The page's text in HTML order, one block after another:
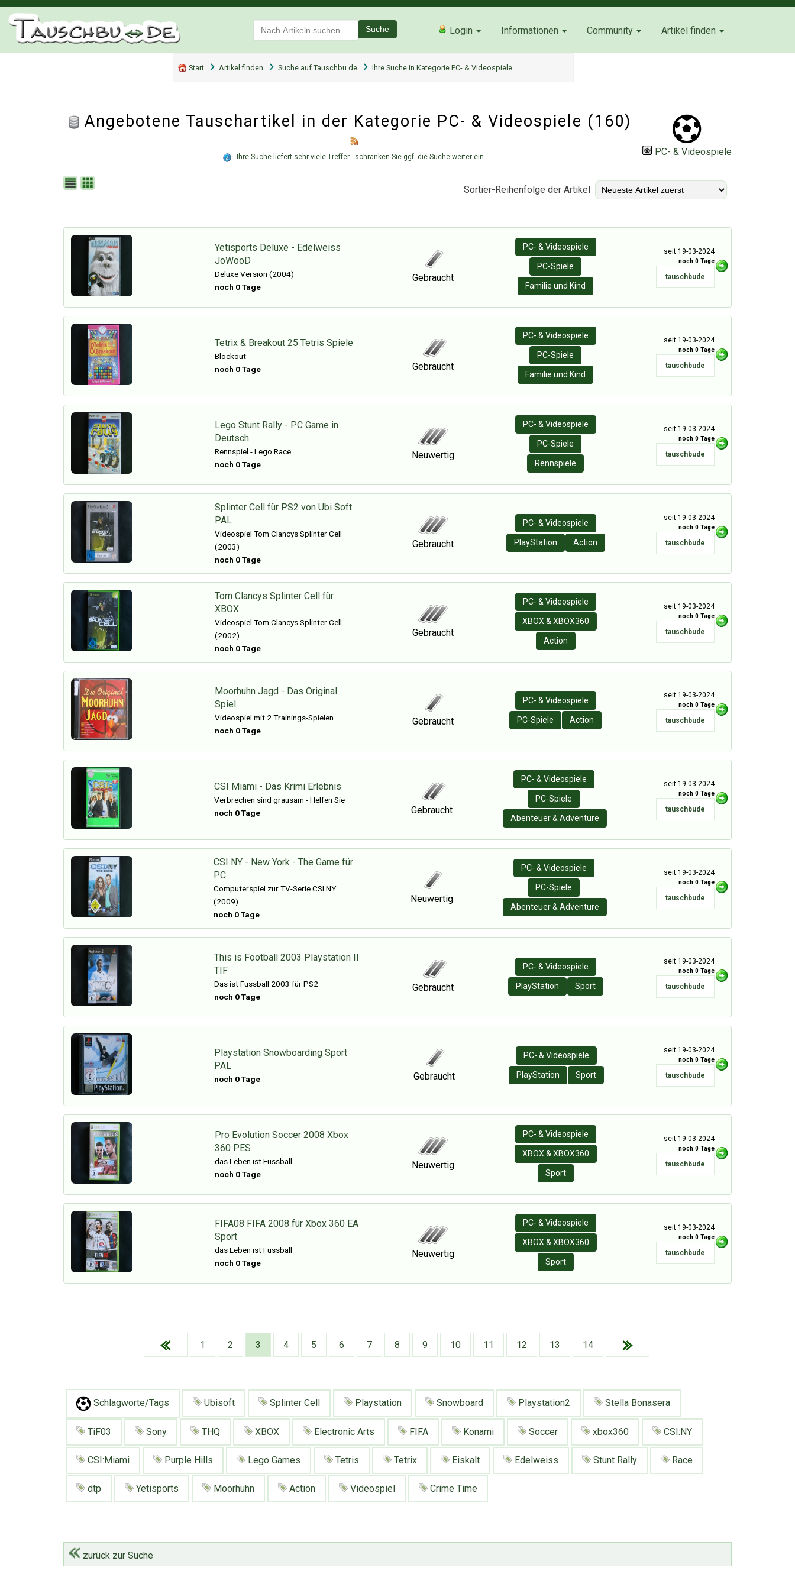
Suche Login Informationen Community Artikel finden
Start Artikel finden Suche auf Tauschbu.de Ihre Suche in Kategorie PC- & Videospiele
PC- & Videospiele
Angebotene Tauschartikel in der Kategorie PC- & Videospiele (160)
Ihre Suche liefert sehr viele Treffer - schränken Sie ggf. die Suche weiter ein
Sortier-Reihenfolge der Artikel
Yetisports Deluxe - Edelweiss
JoWooD
Deluxe Version (2004)
noch 0 Tage
Gebraucht
PC- & Videospiele
PC-Spiele
Familie und Kind
seit 19-03-2024
noch 0 Tage
tauschbude
Tetrix & Breakout 25 Tetris Spiele
Blockout
noch 0 Tage
Gebraucht
PC- & Videospiele
PC-Spiele
Familie und Kind
seit 19-03-2024
noch 0 Tage
tauschbude
Lego Stunt Rally - PC Game in
Deutsch
Rennspiel - Lego Race
noch 0 Tage
Neuwertig
PC- & Videospiele
PC-Spiele
Rennspiele
seit 19-03-2024
noch 0 Tage
tauschbude
Splinter Cell für PS2 von Ubi Soft
PAL
Videospiel Tom Clancys Splinter Cell
(2003)
noch 0 Tage
Gebraucht
PC- & Videospiele
PlayStation Action
seit 19-03-2024
noch 0 Tage
tauschbude
Tom Clancys Splinter Cell für
XBOX
Videospiel Tom Clancys Splinter Cell
(2002)
noch 0 Tage
Gebraucht
PC- & Videospiele
XBOX & XBOX360
Action
seit 19-03-2024
noch 0 Tage
tauschbude
Moorhuhn Jagd - Das Original
Spiel
Videospiel mit 2 Trainings-Spielen
noch 0 Tage
Gebraucht
PC- & Videospiele
PC-Spiele Action
seit 19-03-2024
noch 0 Tage
tauschbude
CSI Miami - Das Krimi Erlebnis
Verbrechen sind grausam - Helfen Sie
noch 0 Tage
Gebraucht
PC- & Videospiele
PC-Spiele
Abenteuer & Adventure
seit 19-03-2024
noch 0 Tage
tauschbude
CSI NY - New York - The Game für
PC
Computerspiel zur TV-Serie CSI NY
(2009)
noch 0 Tage
Neuwertig
PC- & Videospiele
PC-Spiele
Abenteuer & Adventure
seit 19-03-2024
noch 0 Tage
tauschbude
This is Football 2003 Playstation II
TIF
Das ist Fussball 2003 für PS2
noch 0 Tage
Gebraucht
PC- & Videospiele
PlayStation Sport
seit 19-03-2024
noch 0 Tage
tauschbude
Playstation Snowboarding Sport
PAL
noch 0 Tage Gebraucht
PC- & Videospiele
PlayStation Sport
seit 19-03-2024
noch 0 Tage
tauschbude
Pro Evolution Soccer 2008 Xbox
360 PES
das Leben ist Fussball
noch 0 Tage
Neuwertig
PC- & Videospiele
XBOX & XBOX360
Sport
seit 19-03-2024
noch 0 Tage
tauschbude
FIFA08 FIFA 2008 für Xbox 360 EA
Sport
das Leben ist Fussball
noch 0 Tage
Neuwertig
PC- & Videospiele
XBOX & XBOX360
Sport
seit 19-03-2024
noch 0 Tage
tauschbude
1 2 3 4 5 6 7 8 9 10 11 12 13 14
Schlagworte/Tags Ubisoft Splinter Cell Playstation Snowboard Playstation2 Stella Bonasera
TiF03 Sony THQ XBOX Electronic Arts FIFA Konami Soccer xbox360 CSI:NY
CSI:Miami Purple Hills Lego Games Tetris Tetrix Eiskalt Edelweiss Stunt Rally Race
dtp Yetisports Moorhuhn Action Videospiel Crime Time
zurück zur Suche